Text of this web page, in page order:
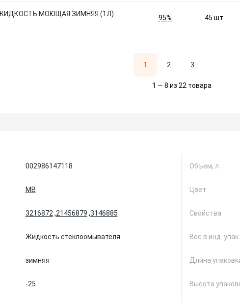
ЖИДКОСТЬ МОЮЩАЯ ЗИМНЯЯ (1Л)
95% 45шт.
1 2 3
1 — 8 из 22 товара
002986147118
MB
3216872 ,21456879 ,3146885
Жидкость стеклоомывателя
зимняя
-25
Объем, л
Цвет
Свойства
Вес в инд. упак.
Длина
Высота